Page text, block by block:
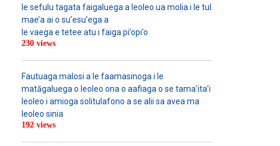
le sefulu tagata faigaluega a leoleo ua molia i le tulafono i le
mae’a ai o su’esu’ega a
le vaega e tetee atu i faiga pi’opi’o
230 views
Fautuaga malosi a le faamasinoga i le
matāgaluega o leoleo ona o aafiaga o se tama’ita’i
leoleo i amioga solitulafono a se alii sa avea ma
leoleo sinia
192 views